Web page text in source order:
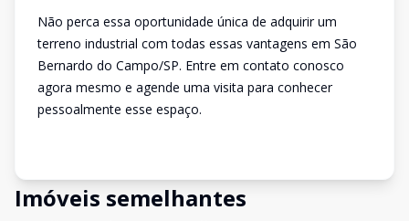
Não perca essa oportunidade única de adquirir um
terreno industrial com todas essas vantagens em São
Bernardo do Campo/SP. Entre em contato conosco
agora mesmo e agende uma visita para conhecer
pessoalmente esse espaço.
Imóveis semelhantes